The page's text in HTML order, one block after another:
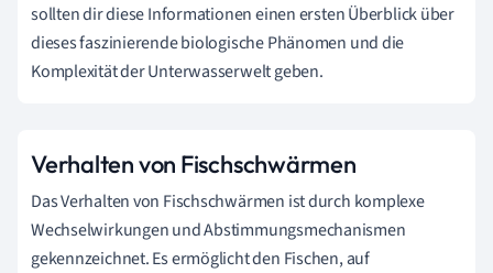
sollten dir diese Informationen einen ersten Überblick über
dieses faszinierende biologische Phänomen und die
Komplexität der Unterwasserwelt geben.
Verhalten von Fischschwärmen
Das Verhalten von Fischschwärmen ist durch komplexe
Wechselwirkungen und Abstimmungsmechanismen
gekennzeichnet. Es ermöglicht den Fischen, auf